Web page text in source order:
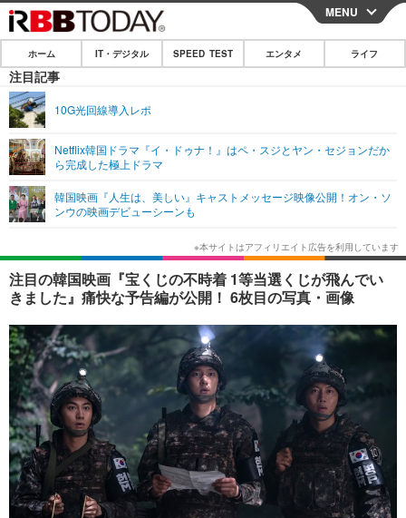
CLOSE
ホーム
IT・デジタル
ネタ
ショッピング その他
SPEED TEST
エンタメ
エンタメTOP
韓国・芸能
音楽 スポーツ
ショッピング その他
ライフ
ライフTOP グルメ
ペット ショッピング
その他
リリース一覧
プッシュ通知の停止方法
MENU
ホーム IT・デジタル SPEED TEST エンタメ ライフ
注目記事
10G光回線導入レポ
Netflix韓国ドラマ『イ・ドゥナ！』はペ・スジとヤン・セジョンだか
ら完成した極上ドラマ
韓国映画『人生は、美しい』キャストメッセージ映像公開！オン・ソ
ンウの映画デビューシーンも
注目の韓国映画『宝くじの不時着 1等当選くじが飛んでい
きました』痛快な予告編が公開！ 6枚目の写真・画像